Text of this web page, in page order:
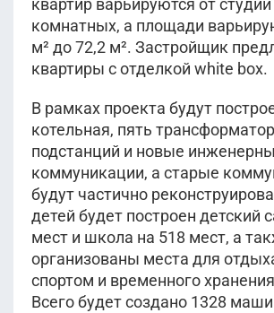
квартир варьируются от
комнатных, а площади
м² до 72,2 м². Застройщик
квартиры с отделкой white box.
В рамках проекта будут
котельная, пять
подстанций и новые
коммуникации, а старые
будут частично
детей будет построен детский
мест и школа на 518 мест, а
организованы места для
спортом и временного
Всего будет создано 1328